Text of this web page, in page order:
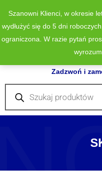
Zadzwoń i
Wyszukiwarka
produktów
Szanowni Klienci, w okresie
wydłużyć się do 5 dni
ograniczona. W razie pytań